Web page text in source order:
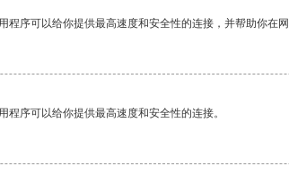
程序可以给你提供最高速度和安全性的连接，并帮助你在网
程序可以给你提供最高速度和安全性的连接。